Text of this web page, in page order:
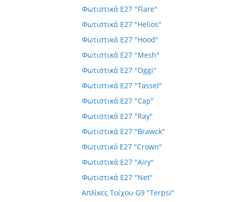
Φωτιστικά E27 "Flare"
Φωτιστικά E27 "Helios"
Φωτιστικά E27 "Hood"
Φωτιστικά E27 "Mesh"
Φωτιστικά E27 "Oggi"
Φωτιστικά E27 "Tassel"
Φωτιστικά E27 "Cap"
Φωτιστικά E27 "Ray"
Φωτιστικά E27 "Brawck"
Φωτιστικό E27 "Crown"
Φωτιστικά E27 "Airy"
Φωτιστικά E27 "Net"
Απλίκες Τοίχου G9 "Terpsi"